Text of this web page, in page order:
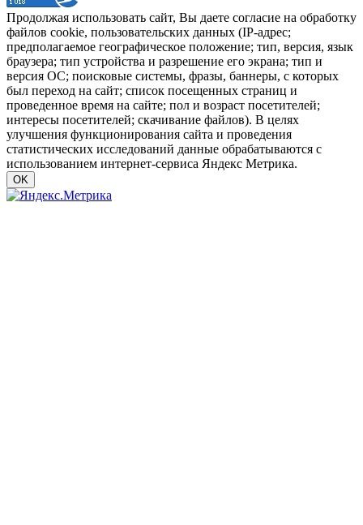
Продолжая использовать сайт, Вы даете согласие на обработку
файлов cookie, пользовательских данных (IP-адрес;
предполагаемое географическое положение; тип, версия, язык
браузера; тип устройства и разрешение его экрана; тип и
версия ОС; поисковые системы, фразы, баннеры, с которых
был переход на сайт; список посещенных страниц и
проведенное время на сайте; пол и возраст посетителей;
интересы посетителей; скачивание файлов). В целях
улучшения функционирования сайта и проведения
статистических исследований данные обрабатываются с
использованием интернет-сервиса Яндекс Метрика.
OK